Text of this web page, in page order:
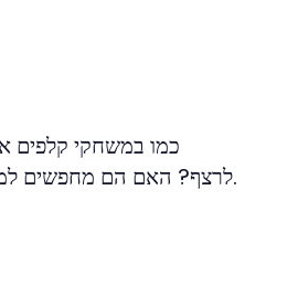
כמו במשחקי קלפים
לרצף? האם הם מחפשים למנוע מכם לאסוף אריחים נוספים? הבנה של המהלכים שלהם תיתן לכם יתרון על פני המשחק.